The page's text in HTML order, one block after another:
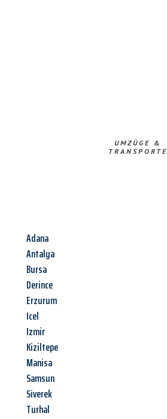
UMZÜGE &
TRANSPORTE
Adana
Antalya
Bursa
Derince
Erzurum
Icel
Izmir
Kiziltepe
Manisa
Samsun
Siverek
Turhal